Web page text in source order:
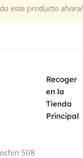
este producto ahora!
Recoger
en la
Tienda
Principal
508